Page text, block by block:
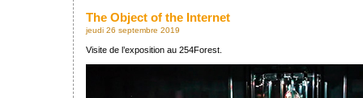
The Object of the Internet
jeudi 26 septembre 2019
Visite de l’exposition au 254Forest.